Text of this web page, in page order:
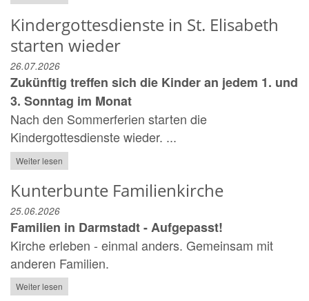
Kindergottesdienste in St. Elisabeth
starten wieder
26.07.2026
Zukünftig treffen sich die Kinder an jedem 1. und
3. Sonntag im Monat
Nach den Sommerferien starten die
Kindergottesdienste wieder. ...
Weiter lesen
Kunterbunte Familienkirche
25.06.2026
Familien in Darmstadt - Aufgepasst!
Kirche erleben - einmal anders. Gemeinsam mit
anderen Familien.
Weiter lesen